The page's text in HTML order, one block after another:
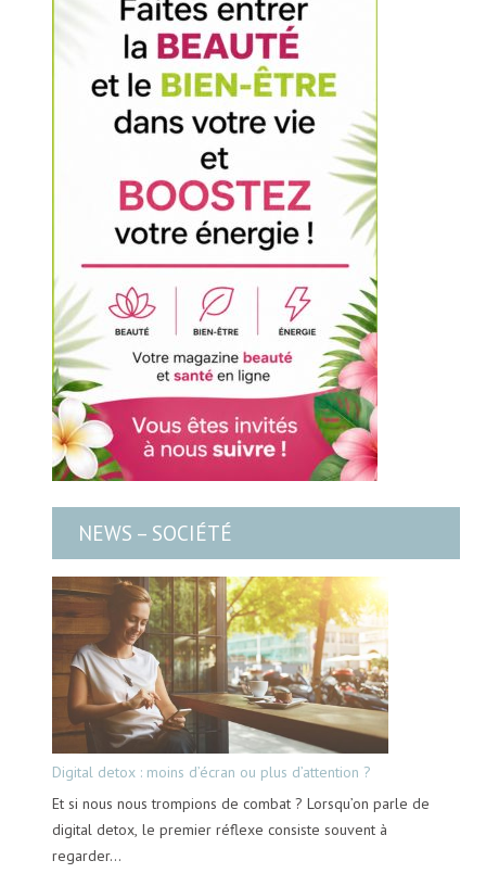
NEWS – SOCIÉTÉ
Digital detox : moins d’écran ou plus d’attention ?
Et si nous nous trompions de combat ? Lorsqu’on parle de
digital detox, le premier réflexe consiste souvent à
regarder…